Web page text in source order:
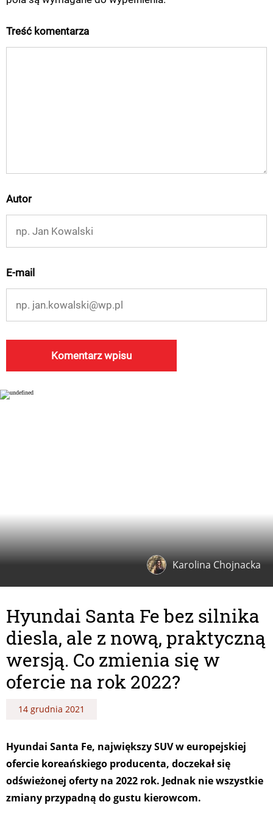
Treść komentarza
Autor
E-mail
Karolina Chojnacka
Hyundai Santa Fe bez silnika
diesla, ale z nową, praktyczną
wersją. Co zmienia się w
ofercie na rok 2022?
14 grudnia 2021
Hyundai Santa Fe, największy SUV w europejskiej
ofercie koreańskiego producenta, doczekał się
odświeżonej oferty na 2022 rok. Jednak nie wszystkie
zmiany przypadną do gustu kierowcom.